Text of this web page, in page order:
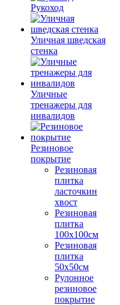
Рукоход
Уличная шведская
стенка
Уличные
тренажеры для
инвалидов
Резиновое
покрытие
Резиновая
плитка
ласточкин
хвост
Резиновая
плитка
100х100см
Резиновая
плитка
50х50см
Рулонное
резиновое
покрытие